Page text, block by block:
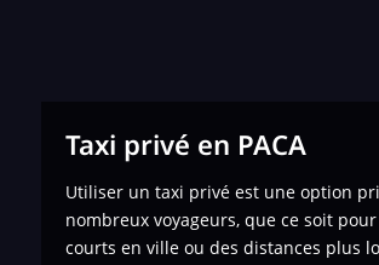
Taxi privé en PACA
Utiliser un taxi privé est une option
nombreux voyageurs, que ce soit
courts en ville ou des distances plus